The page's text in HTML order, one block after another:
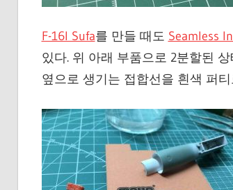
F-16I Sufa를 만들 때도 Seamless
있다. 위 아래 부품으로 2분할된
옆으로 생기는 접합선을 흰색 퍼